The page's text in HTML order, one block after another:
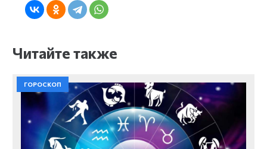
Читайте также
ГОРОСКОП